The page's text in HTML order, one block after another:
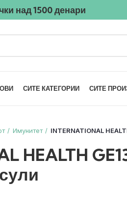
над1500денари
СИТЕ КАТЕГОРИИ СИТЕ
Имунитет INTERNATIONAL
HEALTH